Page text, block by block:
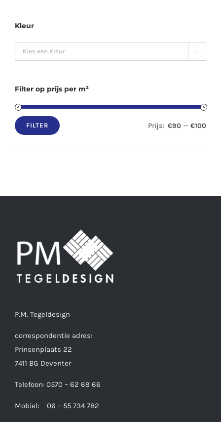
Kleur

Filter op prijs per m²
Min.
Max.
FILTER Prijs: €90 — €100
P.M. Tegeldesign
correspondentie adres:
Prinsenplaats 22
7411 BG Deventer
Telefoon: 0570 – 62 69 66
Mobiel: 06 – 55 734 782